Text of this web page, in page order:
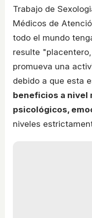
Trabajo de
Médicos de
todo el mundo
resulte
promueva una
debido a que esta
beneficios a nivel
psicológicos,
niveles